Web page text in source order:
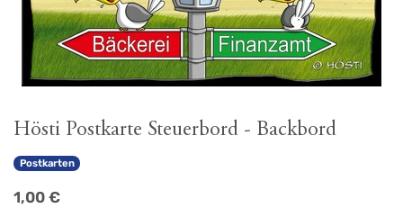
Hösti Postkarte Steuerbord - Backbord
Postkarten
1,00 €